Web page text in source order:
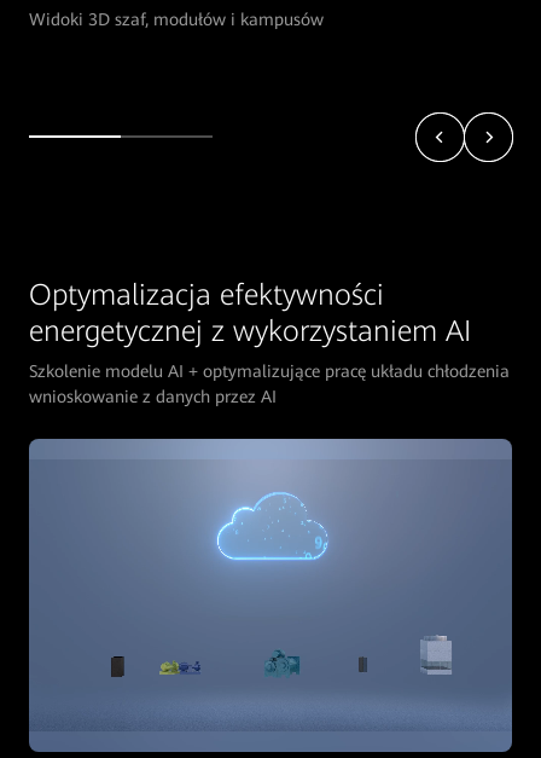
Widoki 3D szaf, modułów i kampusów
Optymalizacja efektywności
energetycznej z wykorzystaniem AI
Szkolenie modelu AI + optymalizujące pracę układu chłodzenia
wnioskowanie z danych przez AI